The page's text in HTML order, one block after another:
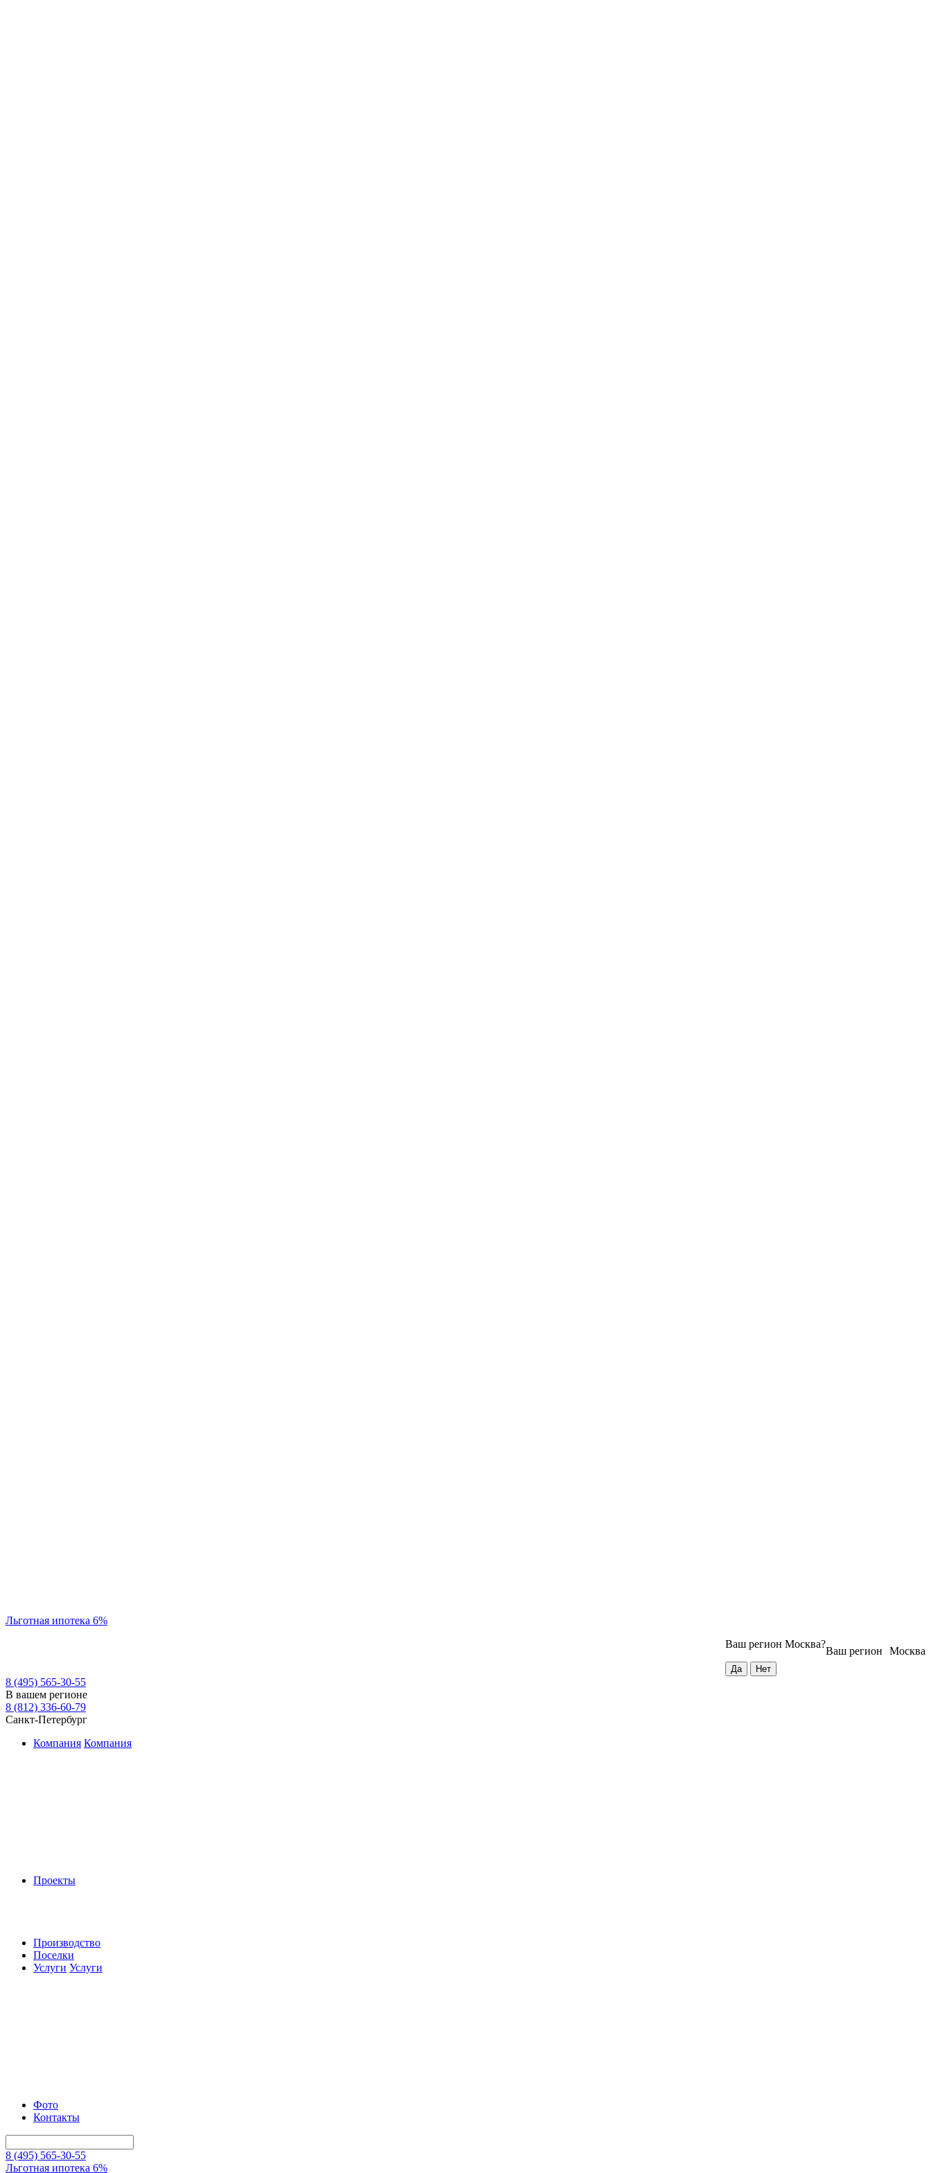
Льготная ипотека 6%
Москва
Ваш регион
Ваш регион Москва?
8 (495) 565-30-55
В вашем регионе
8 (812) 336-60-79
Санкт-Петербург
Компания Компания
Проекты
Производство
Поселки
Услуги Услуги
Фото
Контакты
8 (495) 565-30-55
Льготная ипотека 6%